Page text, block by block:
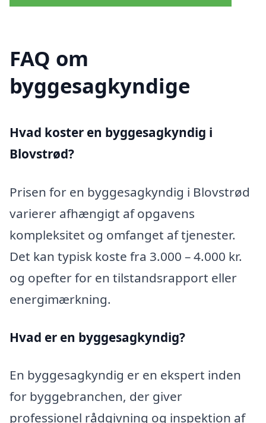
FAQ om
byggesagkyndige
Hvad koster en byggesagkyndig i
Blovstrød?
Prisen for en byggesagkyndig i Blovstrød
varierer afhængigt af opgavens
kompleksitet og omfanget af tjenester.
Det kan typisk koste fra 3.000 – 4.000 kr.
og opefter for en tilstandsrapport eller
energimærkning.
Hvad er en byggesagkyndig?
En byggesagkyndig er en ekspert inden
for byggebranchen, der giver
professionel rådgivning og inspektion af